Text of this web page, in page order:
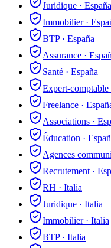
Juridique · España
Immobilier·
BTP· España
Assurance ·
Santé · España
Expert-comptable
Freelance ·
Associations ·
Éducation ·
Agences
Recrutement ·
RH · Italia
Juridique · Italia
Immobilier· Italia
BTP· Italia